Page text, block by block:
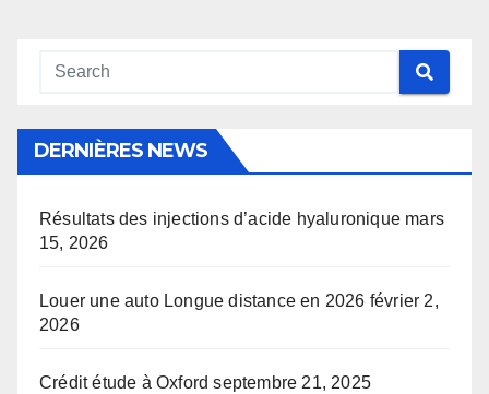
DERNIÈRES NEWS
Résultats des injections d’acide hyaluronique mars
15, 2026
Louer une auto Longue distance en 2026 février 2,
2026
Crédit étude à Oxford septembre 21, 2025